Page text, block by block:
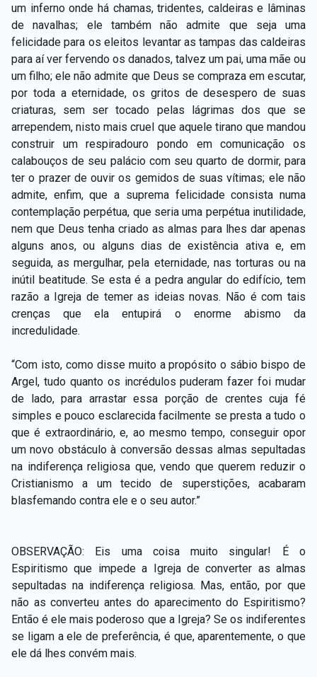
um inferno onde há chamas, tridentes, caldeiras e lâminas
de navalhas; ele também não admite que seja uma
felicidade para os eleitos levantar as tampas das caldeiras
para aí ver fervendo os danados, talvez um pai, uma mãe ou
um filho; ele não admite que Deus se compraza em escutar,
por toda a eternidade, os gritos de desespero de suas
criaturas, sem ser tocado pelas lágrimas dos que se
arrependem, nisto mais cruel que aquele tirano que mandou
construir um respiradouro pondo em comunicação os
calabouços de seu palácio com seu quarto de dormir, para
ter o prazer de ouvir os gemidos de suas vítimas; ele não
admite, enfim, que a suprema felicidade consista numa
contemplação perpétua, que seria uma perpétua inutilidade,
nem que Deus tenha criado as almas para lhes dar apenas
alguns anos, ou alguns dias de existência ativa e, em
seguida, as mergulhar, pela eternidade, nas torturas ou na
inútil beatitude. Se esta é a pedra angular do edifício, tem
razão a Igreja de temer as ideias novas. Não é com tais
crenças que ela entupirá o enorme abismo da
incredulidade.
“Com isto, como disse muito a propósito o sábio bispo de
Argel, tudo quanto os incrédulos puderam fazer foi mudar
de lado, para arrastar essa porção de crentes cuja fé
simples e pouco esclarecida facilmente se presta a tudo o
que é extraordinário, e, ao mesmo tempo, conseguir opor
um novo obstáculo à conversão dessas almas sepultadas
na indiferença religiosa que, vendo que querem reduzir o
Cristianismo a um tecido de superstições, acabaram
blasfemando contra ele e o seu autor.”
OBSERVAÇÃO: Eis uma coisa muito singular! É o
Espiritismo que impede a Igreja de converter as almas
sepultadas na indiferença religiosa. Mas, então, por que
não as converteu antes do aparecimento do Espiritismo?
Então é ele mais poderoso que a Igreja? Se os indiferentes
se ligam a ele de preferência, é que, aparentemente, o que
ele dá lhes convém mais.